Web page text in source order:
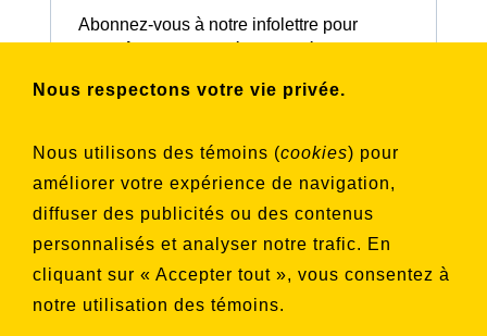
Nous respectons votre vie privée.
Nous utilisons des témoins (cookies) pour
améliorer votre expérience de navigation,
diffuser des publicités ou des contenus
personnalisés et analyser notre trafic. En
cliquant sur « Accepter tout », vous consentez à
notre utilisation des témoins.
Abonnez-vous à notre infolettre pour
souhaitez vous inscrire
Aucune liste sélectionnée
S'INSCRIRE